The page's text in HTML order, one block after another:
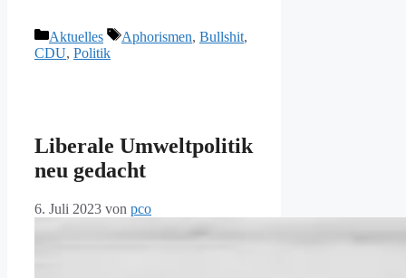
Kategorien
Aktuelles Schlagwörter
Aphorismen, Bullshit,
CDU, Politik
Liberale Umweltpolitik
neu gedacht
6. Juli 2023 von pco